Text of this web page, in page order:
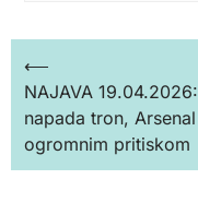
Кретање
чланка
⟵
NAJAVA
napada tron,
ogromnim pritiskom